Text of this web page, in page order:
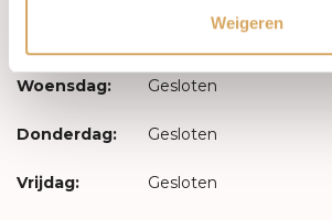
Weigeren
Woensdag: Gesloten
Donderdag: Gesloten
Vrijdag: Gesloten